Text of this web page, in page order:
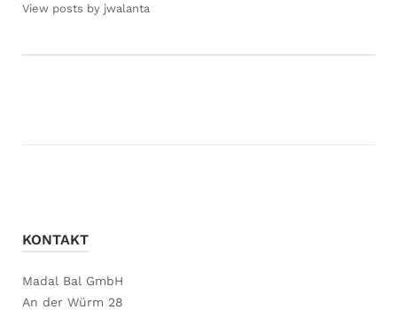
View posts by jwalanta
KONTAKT
Madal Bal GmbH
An der Würm 28